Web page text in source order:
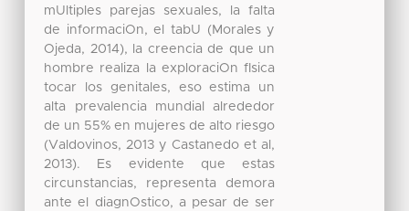
mUltiples parejas sexuales, la falta
de informaciOn, el tabU (Morales y
Ojeda, 2014), la creencia de que un
hombre realiza la exploraciOn fIsica
tocar los genitales, eso estima un
alta prevalencia mundial alrededor
de un 55% en mujeres de alto riesgo
(Valdovinos, 2013 y Castanedo et al,
2013). Es evidente que estas
circunstancias, representa demora
ante el diagnOstico, a pesar de ser